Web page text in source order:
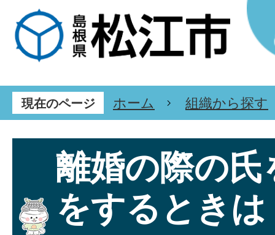
現在のページ ホーム 組織から探す
離婚の際の
をするときは